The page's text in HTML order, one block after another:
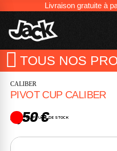
Livraison gratuite à
TOUS NOS
CALIBER
PIVOT CUP CALIBER
4,50 €
RUPTURE DE STOCK